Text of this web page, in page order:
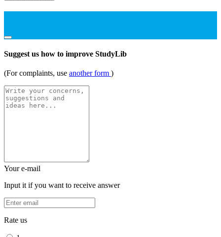
Suggest us how to improve StudyLib
(For complaints, use another form )
Your e-mail
Input it if you want to receive answer
Rate us